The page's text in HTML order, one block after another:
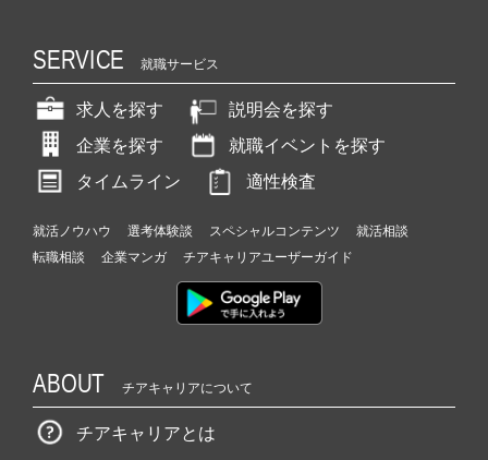
SERVICE 就職サービス
求人を探す
説明会を探す
企業を探す
就職イベントを探す
タイムライン
適性検査
就活ノウハウ 選考体験談 スペシャルコンテンツ
就活相談
転職相談
企業マンガ チアキャリアユーザーガイド
ABOUT チアキャリアについて
チアキャリアとは